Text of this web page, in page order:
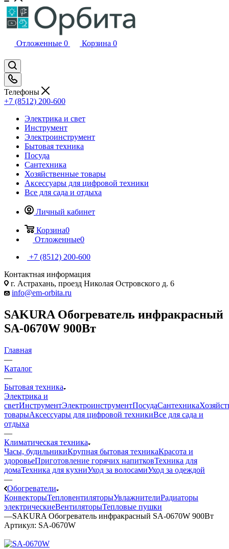
Отложенные 0 Корзина 0
Телефоны
+7 (8512) 200-600
Электрика и свет
Инструмент
Электроинструмент
Бытовая техника
Посуда
Сантехника
Хозяйственные товары
Аксессуары для цифровой техники
Все для сада и отдыха
Личный кабинет
Корзина0
Отложенные0
+7 (8512) 200-600
Контактная информация
г. Астрахань, проезд Николая Островского д. 6
info@em-orbita.ru
SAKURA Обогреватель инфракрасный
SA-0670W 900Вт
Главная
—
Каталог
—
Бытовая техника
Электрика и
светИнструментЭлектроинструментПосудаСантехника
товарыАксессуары для цифровой техникиВсе для сада и
отдыха
—
Климатическая техника
Часы, будильникиКрупная бытовая техникаКрасота и
здоровьеПриготовление горячих напитковТехника для
домаТехника для кухниУход за волосамиУход за одеждой
—
Обогреватели
КонвекторыТепловентиляторыУвлажнителиРадиаторы
электрическиеВентиляторыТепловые пушки
—SAKURA Обогреватель инфракрасный SA-0670W 900Вт
Артикул: SA-0670W